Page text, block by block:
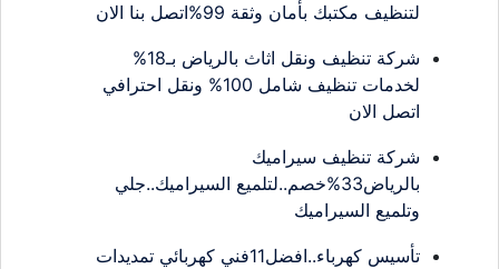
لتنظيف مكتبك بأمان وثقة 99%اتصل بنا الان
شركة تنظيف ونقل اثاث بالرياض بـ18%
لخدمات تنظيف شامل 100% ونقل احترافي
اتصل الان
شركة تنظيف سيراميك
بالرياض33%خصم..لتلميع السيراميك..جلي
وتلميع السيراميك
تأسيس كهرباء..افضل11فني كهربائي تمديدات